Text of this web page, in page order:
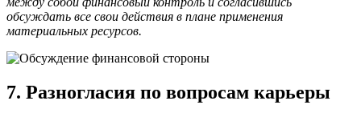
обсуждать все свои действия в плане применения
материальных ресурсов.
7. Разногласия по вопросам карьеры